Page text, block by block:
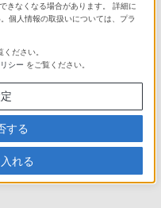
2610） 機器ア
ス）
きなくなる場合があります。 詳細に
個人情報の取扱いについては、プラ
ください。
シー をご覧ください。
する
れる